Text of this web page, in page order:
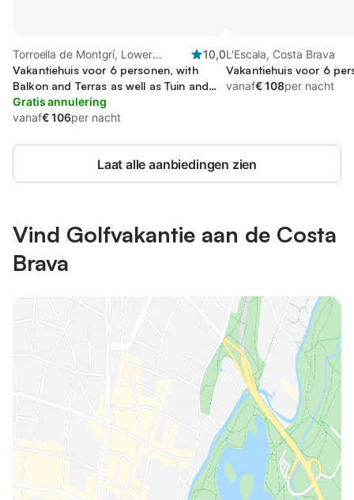
Torroella de Montgrí, Lower
Empordà
10,0
Vakantiehuis voor 6 personen, with
Balkon and Terras as well as Tuin and
Zwembad
Gratis annulering
vanaf€ 106per nacht
L'Escala, Costa Brava
Vakantiehuis voor 6
vanaf€ 108per nacht
Laat alle aanbiedingen zien
Vind Golfvakantie aan de Costa
Brava